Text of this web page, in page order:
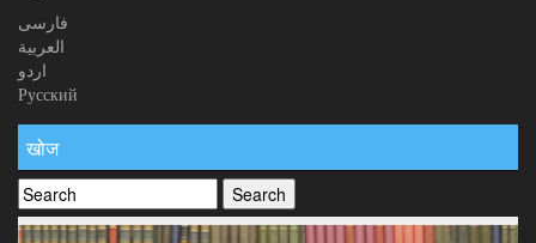
فارسی
العربیة
اردو
Русский
खोज